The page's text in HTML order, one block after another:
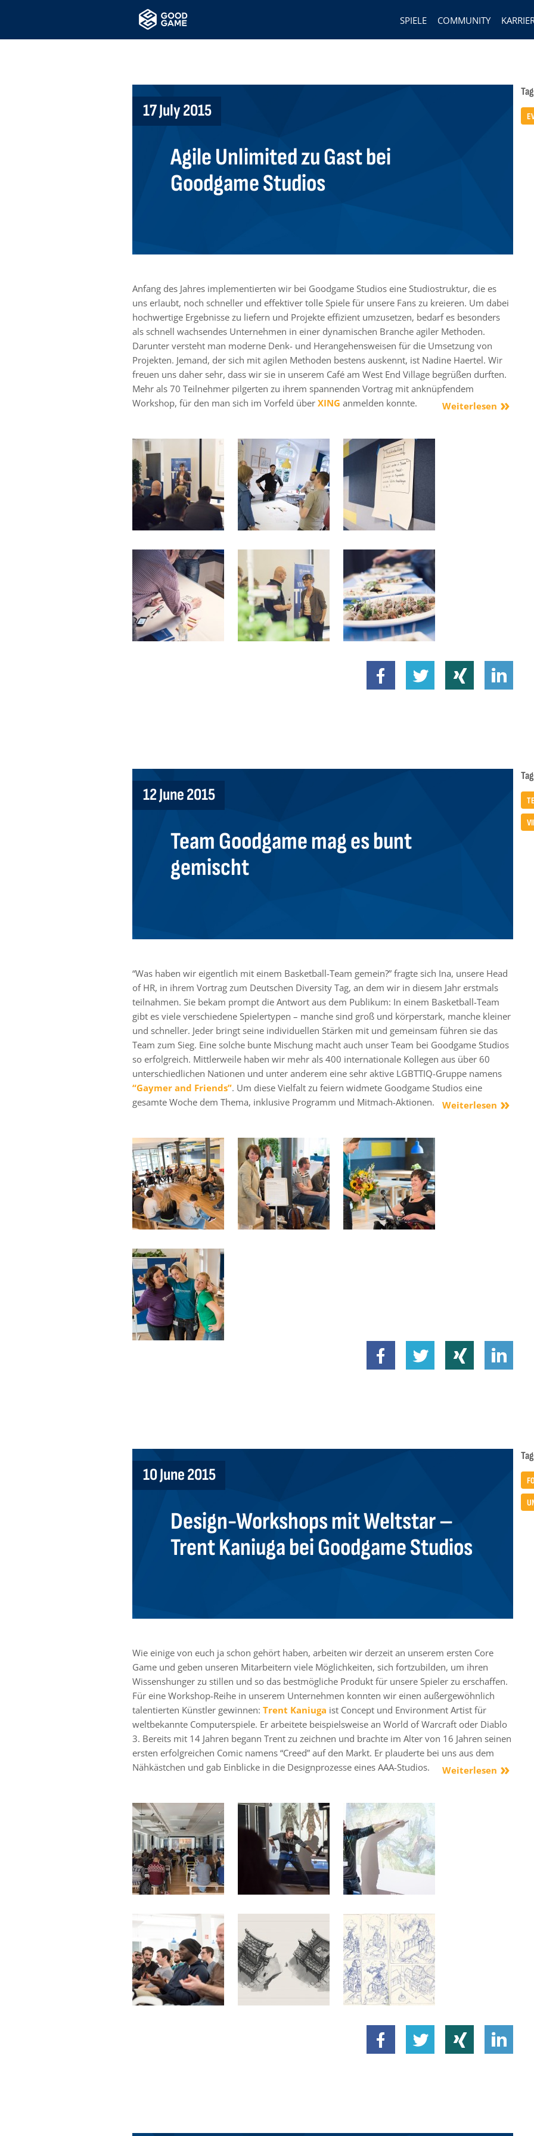
SPIELE COMMUNITY
17 July 2015
Agile Unlimited zu Gast bei
Goodgame Studios
Anfang des Jahres implementierten wir bei Goodgame Studios eine Studiostruktur, die es
uns erlaubt, noch schneller und effektiver tolle Spiele für unsere Fans zu kreieren. Um dabei
hochwertige Ergebnisse zu liefern und Projekte effizient umzusetzen, bedarf es besonders
als schnell wachsendes Unternehmen in einer dynamischen Branche agiler Methoden.
Darunter versteht man moderne Denk- und Herangehensweisen für die Umsetzung von
Projekten. Jemand, der sich mit agilen Methoden bestens auskennt, ist Nadine Haertel. Wir
freuen uns daher sehr, dass wir sie in unserem Café am West End Village begrüßen durften.
Mehr als 70 Teilnehmer pilgerten zu ihrem spannenden Vortrag mit anknüpfendem
Workshop, für den man sich im Vorfeld über XING anmelden konnte. Weiterlesen
12 June 2015
Team Goodgame mag es bunt
gemischt
“Was haben wir eigentlich mit einem Basketball-Team gemein?” fragte sich Ina, unsere Head
of HR, in ihrem Vortrag zum Deutschen Diversity Tag, an dem wir in diesem Jahr erstmals
teilnahmen. Sie bekam prompt die Antwort aus dem Publikum: In einem Basketball-Team
gibt es viele verschiedene Spielertypen – manche sind groß und körperstark, manche kleiner
und schneller. Jeder bringt seine individuellen Stärken mit und gemeinsam führen sie das
Team zum Sieg. Eine solche bunte Mischung macht auch unser Team bei Goodgame Studios
so erfolgreich. Mittlerweile haben wir mehr als 400 internationale Kollegen aus über 60
unterschiedlichen Nationen und unter anderem eine sehr aktive LGBTTIQ-Gruppe namens
“Gaymer and Friends”. Um diese Vielfalt zu feiern widmete Goodgame Studios eine
gesamte Woche dem Thema, inklusive Programm und Mitmach-Aktionen.
Weiterlesen
10 June 2015
Design-Workshops mit Weltstar –
Trent Kaniuga bei Goodgame Studios
Wie einige von euch ja schon gehört haben, arbeiten wir derzeit an unserem ersten Core
Game und geben unseren Mitarbeitern viele Möglichkeiten, sich fortzubilden, um ihren
Wissenshunger zu stillen und so das bestmögliche Produkt für unsere Spieler zu erschaffen.
Für eine Workshop-Reihe in unserem Unternehmen konnten wir einen außergewöhnlich
talentierten Künstler gewinnen: Trent Kaniuga ist Concept und Environment Artist für
weltbekannte Computerspiele. Er arbeitete beispielsweise an World of Warcraft oder Diablo
3. Bereits mit 14 Jahren begann Trent zu zeichnen und brachte im Alter von 16 Jahren seinen
ersten erfolgreichen Comic namens “Creed” auf den Markt. Er plauderte bei uns aus dem
Nähkästchen und gab Einblicke in die Designprozesse eines AAA-Studios.
Weiterlesen